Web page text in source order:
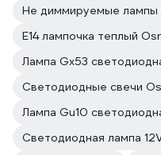
Не диммируемые лампы
E14 лампочка теплый
Лампа Gx53
Светодиодные свечи
Лампа Gu10
Светодиодная лампа